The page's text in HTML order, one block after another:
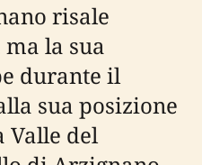
risale
la sua
durante il
sua posizione
Valle del